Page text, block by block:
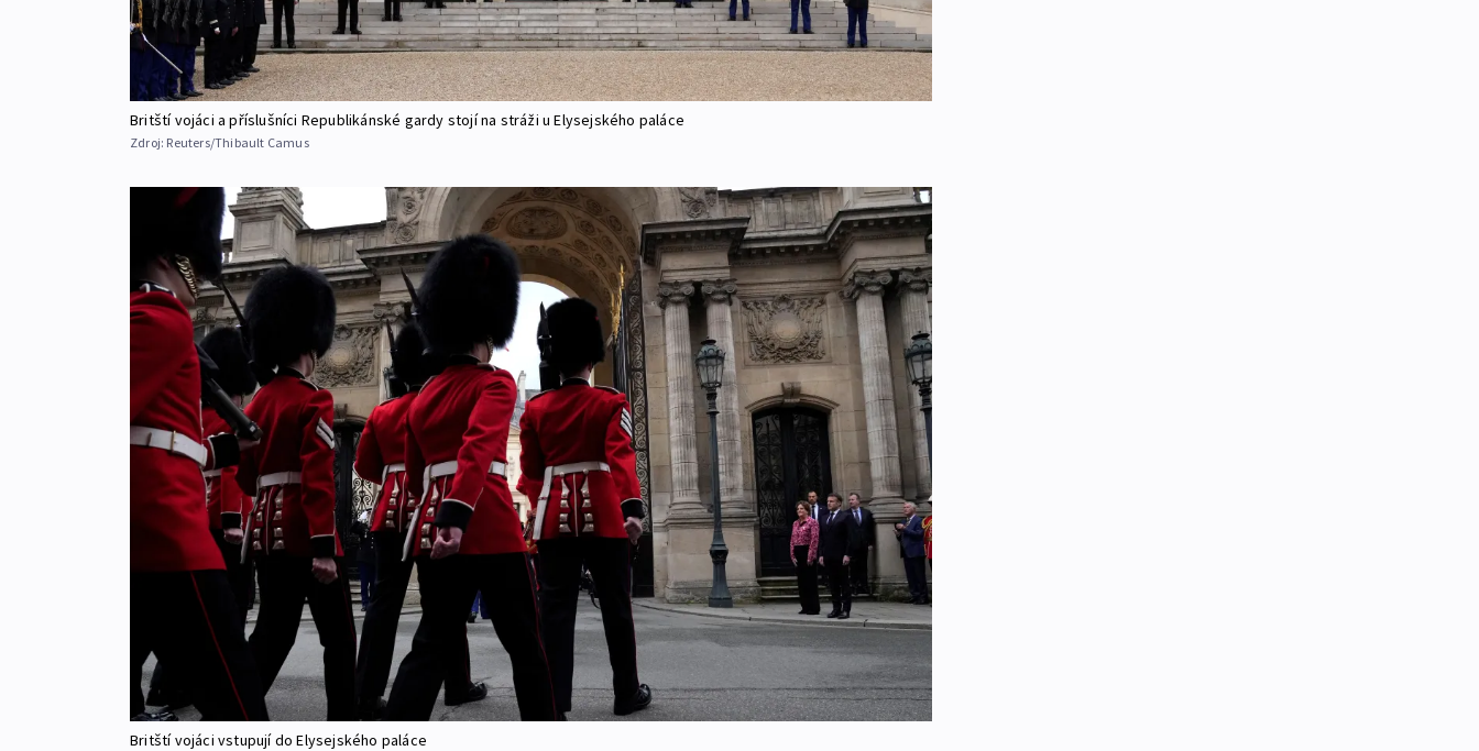
Britští vojáci a příslušníci Republikánské gardy stojí na stráži u Elysejského paláce
Zdroj: Reuters/Thibault Camus
Britští vojáci vstupují do Elysejského paláce